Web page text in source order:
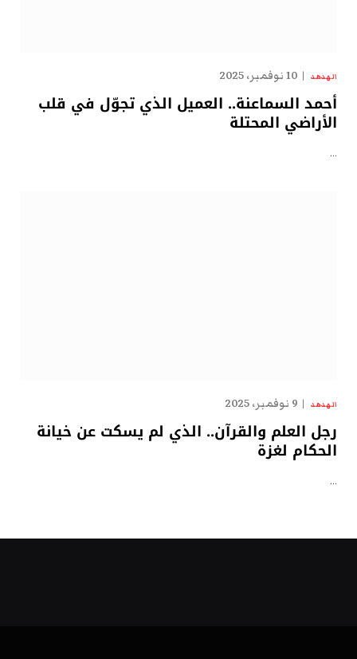
الهدهد 10 نوفمبر، 2025
أحمد السماعنة.. العميل الذي تجوّل في قلب
الأراضي المحتلة
…
الهدهد 9 نوفمبر، 2025
رجل العلم والقرآن.. الذي لم يسكت عن خيانة
الحكام لغزة
…